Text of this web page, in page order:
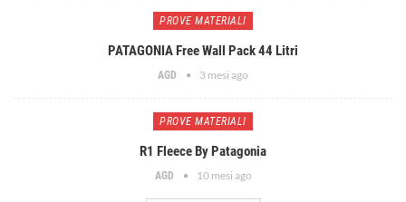
PROVE MATERIALI
PATAGONIA Free Wall Pack 44 Litri
AGD 3 mesi ago
PROVE MATERIALI
R1 Fleece By Patagonia
AGD 10 mesi ago